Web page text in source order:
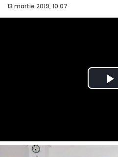
13 martie 2019, 10:07